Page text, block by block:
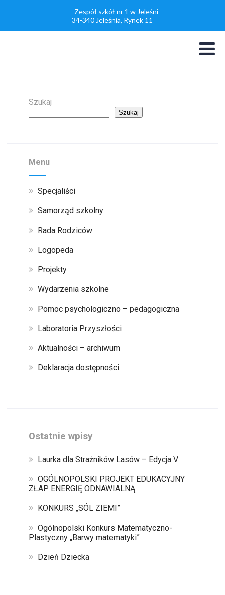
Zespół szkół nr 1 w Jeleśni
34-340 Jeleśnia, Rynek 11
Szukaj
Szukaj
Menu
Specjaliści
Samorząd szkolny
Rada Rodziców
Logopeda
Projekty
Wydarzenia szkolne
Pomoc psychologiczno – pedagogiczna
Laboratoria Przyszłości
Aktualności – archiwum
Deklaracja dostępności
Ostatnie wpisy
Laurka dla Strażników Lasów – Edycja V
OGÓLNOPOLSKI PROJEKT EDUKACYJNY
ZŁAP ENERGIĘ ODNAWIALNĄ
KONKURS „SÓL ZIEMI”
Ogólnopolski Konkurs Matematyczno-
Plastyczny „Barwy matematyki”
Dzień Dziecka